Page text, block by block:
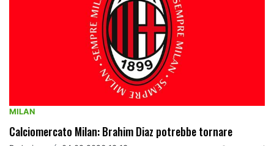
MILAN
Calciomercato Milan: Brahim Diaz potrebbe tornare